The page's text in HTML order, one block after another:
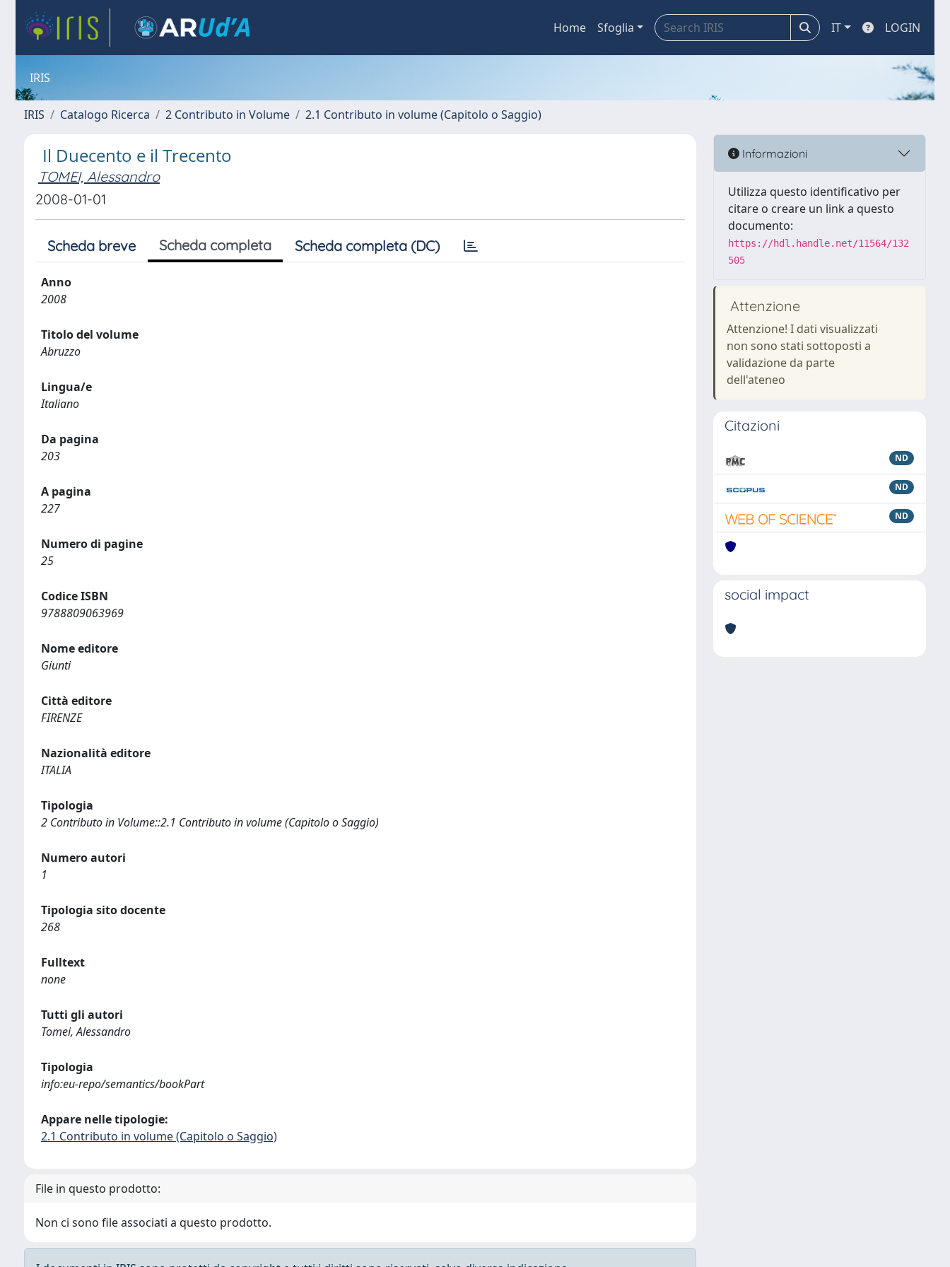
Home Sfoglia IT LOGIN
IRIS
IRIS Catalogo Ricerca 2 Contributo in Volume 2.1 Contributo in volume (Capitolo o Saggio)
Il Duecento e il Trecento
TOMEI, Alessandro
2008-01-01
Scheda breve Scheda completa Scheda completa (DC)
Anno
2008
Titolo del volume
Abruzzo
Lingua/e
Italiano
Da pagina
203
A pagina
227
Numero di pagine
25
Codice ISBN
9788809063969
Nome editore
Giunti
Città editore
FIRENZE
Nazionalità editore
ITALIA
Tipologia
2 Contributo in Volume::2.1 Contributo in volume (Capitolo o Saggio)
Numero autori
1
Tipologia sito docente
268
Fulltext
none
Tutti gli autori
Tomei, Alessandro
Tipologia
info:eu-repo/semantics/bookPart
Appare nelle tipologie:
2.1 Contributo in volume (Capitolo o Saggio)
File in questo prodotto:
Non ci sono file associati a questo prodotto.
Informazioni
Utilizza questo identificativo per
citare o creare un link a questo
documento:
https://hdl.handle.net/11564/132
505
Attenzione
Attenzione! I dati visualizzati
non sono stati sottoposti a
validazione da parte
dell'ateneo
Citazioni
ND
ND
ND
social impact